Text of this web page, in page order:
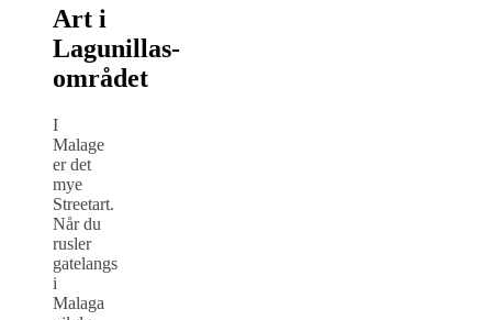
Art i
Lagunillas-
området
I
Malage
er det
mye
Streetart.
Når du
rusler
gatelangs
i
Malaga